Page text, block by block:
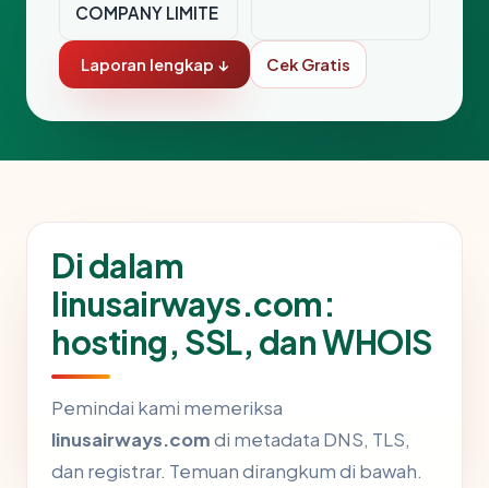
COMPANY LIMITE
Laporan lengkap ↓ Cek Gratis
Di dalam
linusairways.com:
hosting, SSL, dan WHOIS
Pemindai kami memeriksa
linusairways.comdi metadata DNS, TLS,
dan registrar. Temuan dirangkum di bawah.